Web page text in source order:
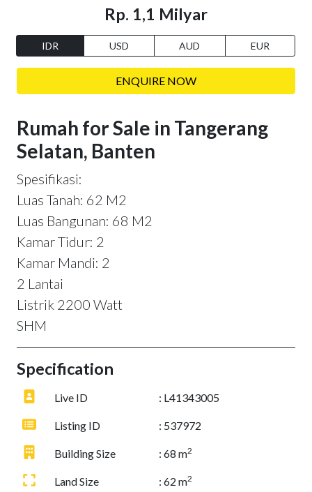
Rp. 1,1 Milyar
IDR USD AUD EUR
ENQUIRE NOW
Rumah for Sale in Tangerang
Selatan, Banten
Spesifikasi:
Luas Tanah: 62 M2
Luas Bangunan: 68 M2
Kamar Tidur: 2
Kamar Mandi: 2
2 Lantai
Listrik 2200 Watt
SHM
Specification
Live ID : L41343005
Listing ID : 537972
Building Size : 68 m2
Land Size : 62 m2